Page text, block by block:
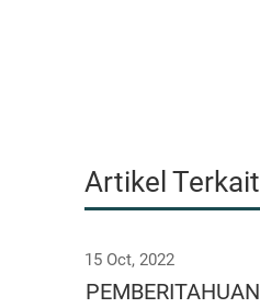
Artikel Terkait
15 Oct, 2022
PEMBERITAHUAN